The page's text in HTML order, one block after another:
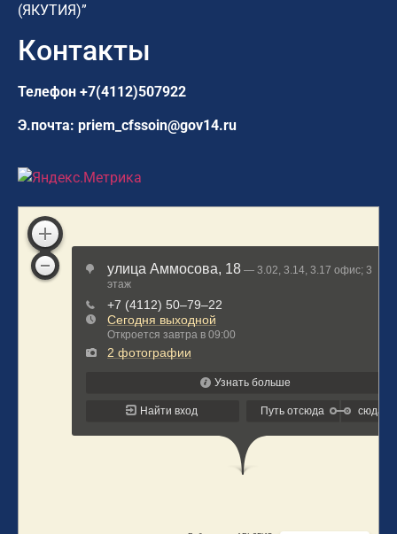
(ЯКУТИЯ)”
Контакты
Телефон +7(4112)507922
Э.почта: priem_cfssoin@gov14.ru